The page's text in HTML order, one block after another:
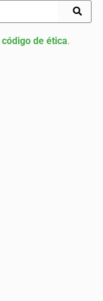
código de ética.